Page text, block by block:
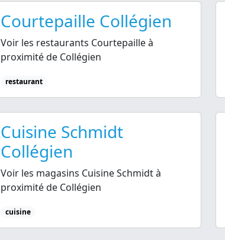
Courtepaille Collégien
Voir les restaurants Courtepaille à
proximité de Collégien
restaurant
Cuisine Schmidt
Collégien
Voir les magasins Cuisine Schmidt à
proximité de Collégien
cuisine